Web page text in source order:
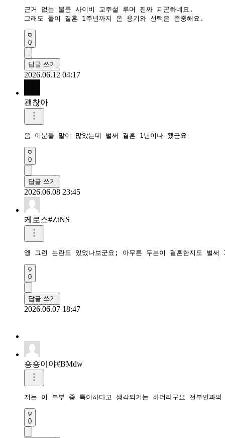
근거 없는 불륜 사이비 교주설 루머 진짜 피곤하네요.
그래도 둘이 결혼 1주년까지 온 용기와 선택은 존중해요.
0
답글 쓰기
2026.06.12 04:17
괜찮아
음 이분들 말이 많았는데 벌써 결혼 1년이나 됐군요
0
답글 쓰기
2026.06.08 23:45
케로스#ZtNS
엥 그런 논란도 있었나보군요; 아무튼 두분이 결혼한지도 벌
0
답글 쓰기
2026.06.07 18:47
숑숑이야#BMdw
저는 이 부부 좀 특이하다고 생각되기는 하더라구요 전부인과
0